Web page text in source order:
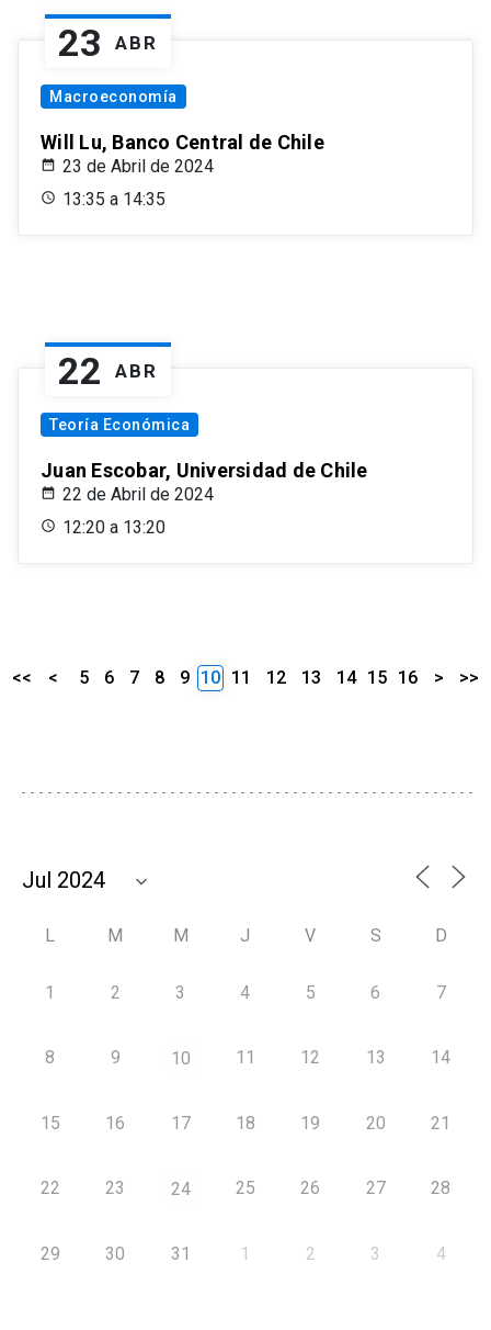
23 ABR
Macroeconomía
Will Lu, Banco Central de Chile
23 de Abril de 2024
13:35 a 14:35
22 ABR
Teoría Económica
Juan Escobar, Universidad de Chile
22 de Abril de 2024
12:20 a 13:20
<< < 5 6 7 8 9 10 11 12 13 14 15 16 > >>
L M M J V S D
1 2 3 4 5 6 7
8 9 10 11 12 13 14
15 16 17 18 19 20 21
22 23 24 25 26 27 28
29 30 31 1 2 3 4